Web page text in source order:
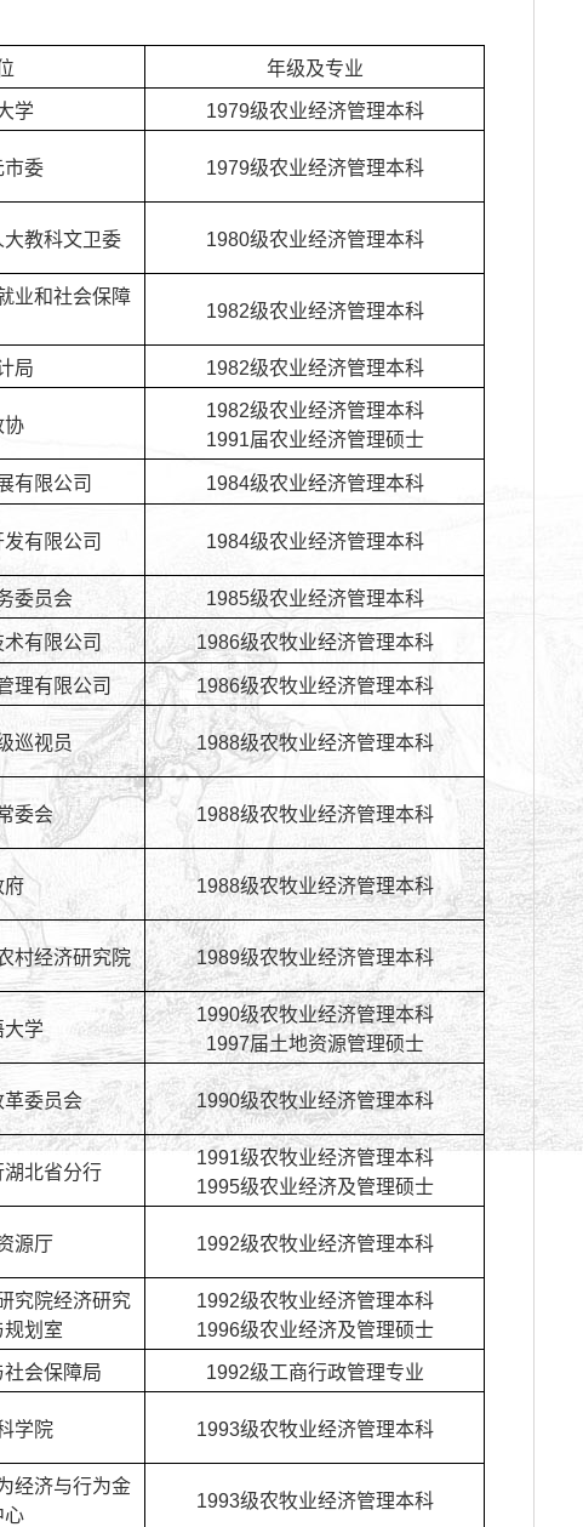
年级及专业
学 1979级农业经济管理本科
市委 1979级农业经济管理本科
大教科文卫委 1980级农业经济管理本科
业和社会保障
1982级农业经济管理本科
局 1982级农业经济管理本科
协
1982级农业经济管理本科
1991届农业经济管理硕士
有限公司 1984级农业经济管理本科
有限公司 1984级农业经济管理本科
委员会
1985级农业经济管理本科
有限公司
1986级农牧业经济管理本科
理有限公司 1986级农牧业经济管理本科
巡视员 1988级农牧业经济管理本科
委会 1988级农牧业经济管理本科
府 1988级农牧业经济管理本科
村经济研究院 1989级农牧业经济管理本科
大学
1990级农牧业经济管理本科
1997届土地资源管理硕士
革委员会 1990级农牧业经济管理本科
北省分行
1991级农牧业经济管理本科
1995级农业经济及管理硕士
源厅 1992级农牧业经济管理本科
究院经济研究
规划室
1992级农牧业经济管理本科
1996级农业经济及管理硕士
会保障局 1992级工商行政管理专业
学院 1993级农牧业经济管理本科
经济与行为金
心
1993级农牧业经济管理本科